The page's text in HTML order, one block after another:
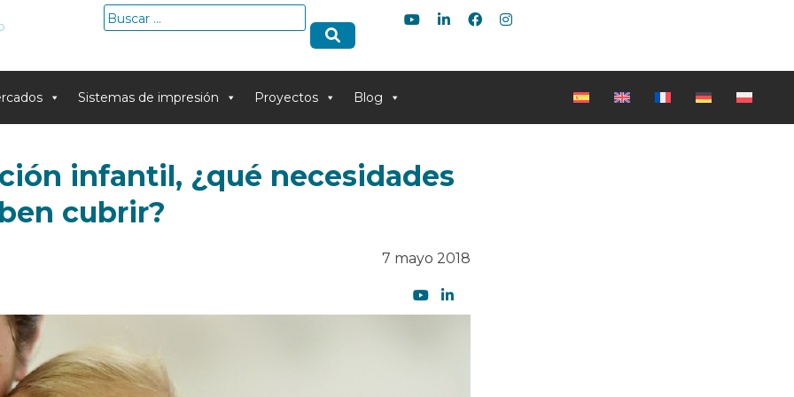
Buscar:
Sistemas de impresión Proyectos Blog
infantil, ¿qué necesidades
cubrir?
7 mayo 2018